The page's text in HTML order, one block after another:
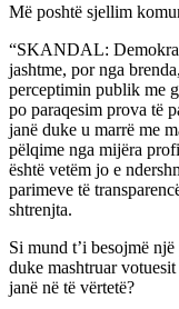
Më poshtë sjellim
“SKANDAL:
jashtme, por nga
perceptimin publik me
po paraqesim prova të
janë duke u marrë me
pëlqime nga mijëra
është vetëm jo e
parimeve të
shtrenjta.
Si mund t’i besojmë
duke mashtruar
janë në të vërtetë?